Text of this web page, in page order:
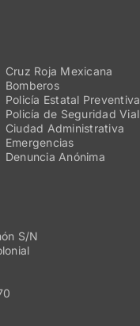
Cruz Roja Mexicana
Bomberos
Policía Estatal Preventiva
Policía de Seguridad Vial
Ciudad Administrativa
Emergencias
Denuncia Anónima
S/N